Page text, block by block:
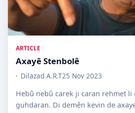
ARTICLE
Axayê Stenbolê
Dilazad A.R.T25 Nov 2023
Hebû nebû carek ji caran rehmet li
guhdaran. Di demên kevin de